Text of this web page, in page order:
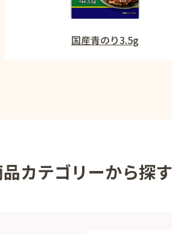
国産青のり3.5g
カテゴリーから探す